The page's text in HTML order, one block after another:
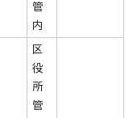
管
内
区
役
所
管